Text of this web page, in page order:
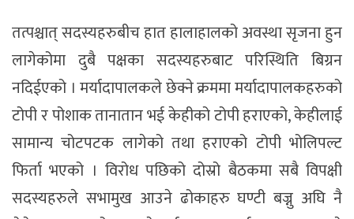
तत्पश्चात् सदस्यहरुबीच हात हालाहालको अवस्था सृजना हुन
लागेकोमा दुबै पक्षका सदस्यहरुबाट परिस्थिति बिग्रन
नदिईएको । मर्यादापालकले छेक्ने क्रममा मर्यादापालकहरुको
टोपी र पोशाक तानातान भई केहीको टोपी हराएको, केहीलाई
सामान्य चोटपटक लागेको तथा हराएको टोपी भोलिपल्ट
फिर्ता भएको । विरोध पछिको दोस्रो बैठकमा सबै विपक्षी
सदस्यहरुले सभामुख आउने ढोकाहरु घण्टी बज्नु अघि नै